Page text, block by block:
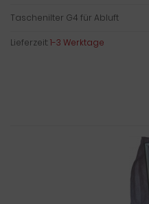
Taschenilter G4 für Abluft
Lieferzeit:1-3 Werktage